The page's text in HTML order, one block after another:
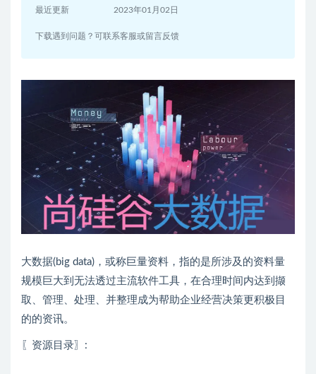
最近更新 2023年01月02日
下载遇到问题？可联系客服或留言反馈
大数据(big data)，或称巨量资料，指的是所涉及的资料量
规模巨大到无法透过主流软件工具，在合理时间内达到撷
取、管理、处理、并整理成为帮助企业经营决策更积极目
的的资讯。
〖资源目录〗: